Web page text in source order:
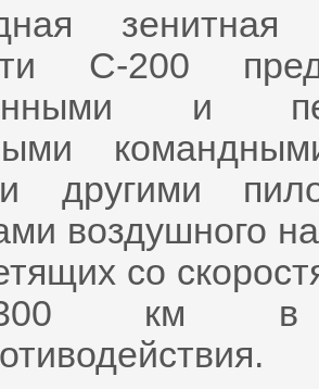
С-200
и
другими
воздушного
со
км в